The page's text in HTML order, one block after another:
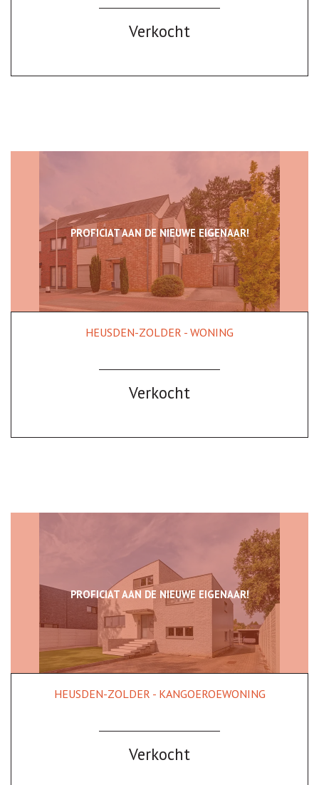
Verkocht
PROFICIAT AAN DE NIEUWE EIGENAAR!
249 m² 3 Ja
HEUSDEN-ZOLDER - WONING
Verkocht
PROFICIAT AAN DE NIEUWE EIGENAAR!
272 m² 6 3
HEUSDEN-ZOLDER - KANGOEROEWONING
Verkocht